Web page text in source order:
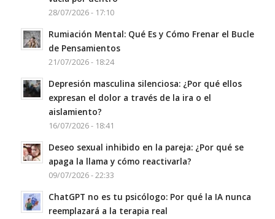
28/07/2026 - 17:10
Rumiación Mental: Qué Es y Cómo Frenar el Bucle
de Pensamientos
21/07/2026 - 18:24
Depresión masculina silenciosa: ¿Por qué ellos
expresan el dolor a través de la ira o el
aislamiento?
16/07/2026 - 18:41
Deseo sexual inhibido en la pareja: ¿Por qué se
apaga la llama y cómo reactivarla?
09/07/2026 - 22:33
ChatGPT no es tu psicólogo: Por qué la IA nunca
reemplazará a la terapia real